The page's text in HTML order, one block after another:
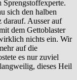
Sprengstoffexperte.
sich den halben
darauf. Ausser auf
dem Gettoblaster
nichts ein. Wir
auf die
es nur zuviel
dieses Heil